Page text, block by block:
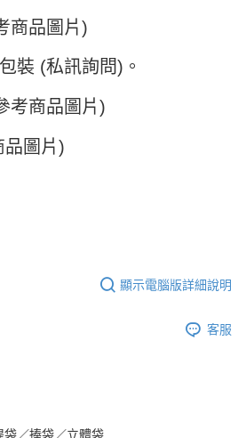
使用他人資訊註冊。若發現惡意使用之情形，
停止該用戶之使用額度並採取法律行動。
商品圖片)
裝 (私訊詢問)。
考商品圖片)
品圖片)
顯示電腦版詳細說明
客服
袋／捧袋／立體袋